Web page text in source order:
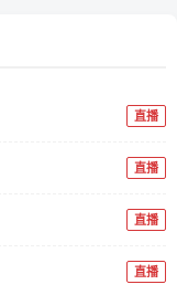
直播
直播
直播
直播